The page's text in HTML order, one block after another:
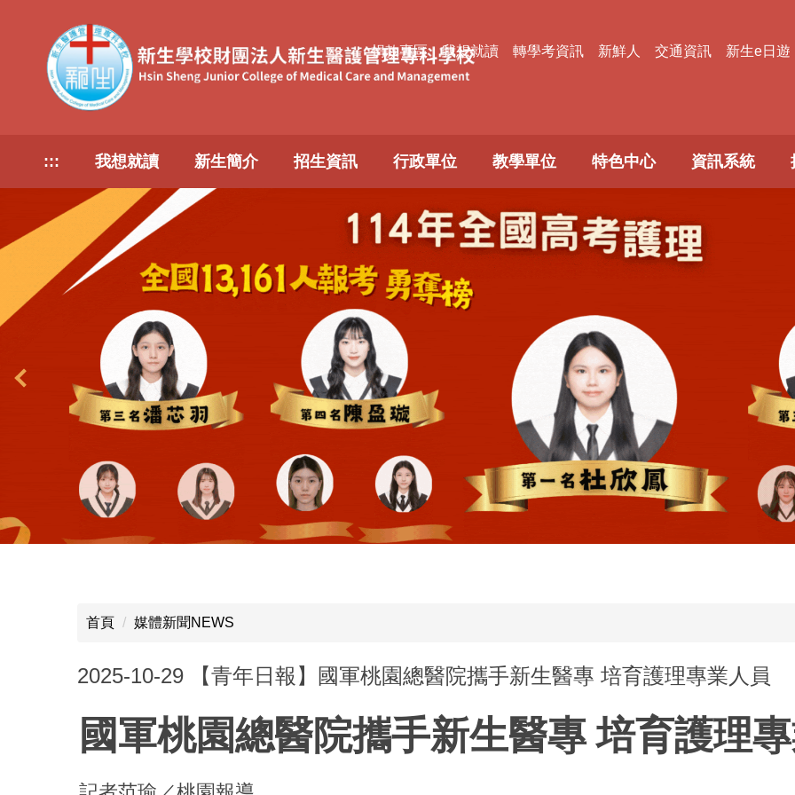
捐款專區 我想就讀 轉學考資訊 新鮮人 交通資訊 新生e日遊
::: 我想就讀 新生簡介 招生資訊 行政單位 教學單位 特色中心 資訊系統
首頁 媒體新聞NEWS
2025-10-29 【青年日報】國軍桃園總醫院攜手新生醫專 培育護理專業人員
國軍桃園總醫院攜手新生醫專 培育護理